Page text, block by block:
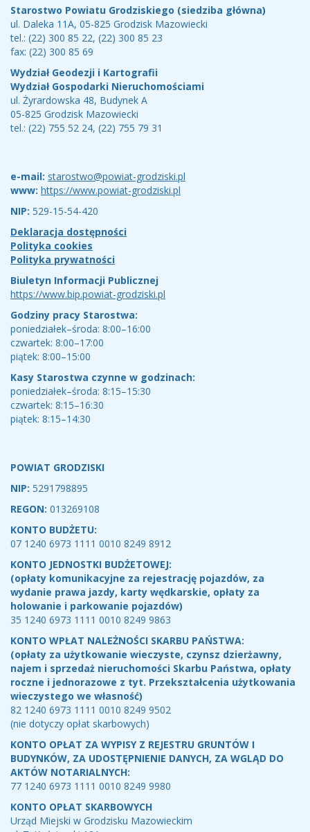
Teleadresy
Starostwo Powiatu Grodziskiego (siedziba główna)
ul. Daleka 11A, 05-825 Grodzisk Mazowiecki
tel.: (22) 300 85 22, (22) 300 85 23
fax: (22) 300 85 69
Wydział Geodezji i Kartografii
Wydział Gospodarki Nieruchomościami
ul. Żyrardowska 48, Budynek A
05-825 Grodzisk Mazowiecki
tel.: (22) 755 52 24, (22) 755 79 31
e-mail: starostwo@powiat-grodziski.pl
www: https://www.powiat-grodziski.pl
NIP: 529-15-54-420
Deklaracja dostępności
Polityka cookies
Polityka prywatności
Biuletyn Informacji Publicznej
https://www.bip.powiat-grodziski.pl
Godziny pracy Starostwa:
poniedziałek–środa: 8:00–16:00
czwartek: 8:00–17:00
piątek: 8:00–15:00
Kasy Starostwa czynne w godzinach:
poniedziałek–środa: 8:15–15:30
czwartek: 8:15–16:30
piątek: 8:15–14:30
POWIAT GRODZISKI
NIP: 5291798895
REGON: 013269108
KONTO BUDŻETU:
07 1240 6973 1111 0010 8249 8912
KONTO JEDNOSTKI BUDŻETOWEJ:
(opłaty komunikacyjne za rejestrację pojazdów, za
wydanie prawa jazdy, karty wędkarskie, opłaty za
holowanie i parkowanie pojazdów)
35 1240 6973 1111 0010 8249 9863
KONTO WPŁAT NALEŻNOŚCI SKARBU PAŃSTWA:
(opłaty za użytkowanie wieczyste, czynsz dzierżawny,
najem i sprzedaż nieruchomości Skarbu Państwa, opłaty
roczne i jednorazowe z tyt. Przekształcenia użytkowania
wieczystego we własność)
82 1240 6973 1111 0010 8249 9502
(nie dotyczy opłat skarbowych)
KONTO OPŁAT ZA WYPISY Z REJESTRU GRUNTÓW I
BUDYNKÓW, ZA UDOSTĘPNIENIE DANYCH, ZA WGLĄD DO
AKTÓW NOTARIALNYCH:
77 1240 6973 1111 0010 8249 9980
KONTO OPŁAT SKARBOWYCH
Urząd Miejski w Grodzisku Mazowieckim